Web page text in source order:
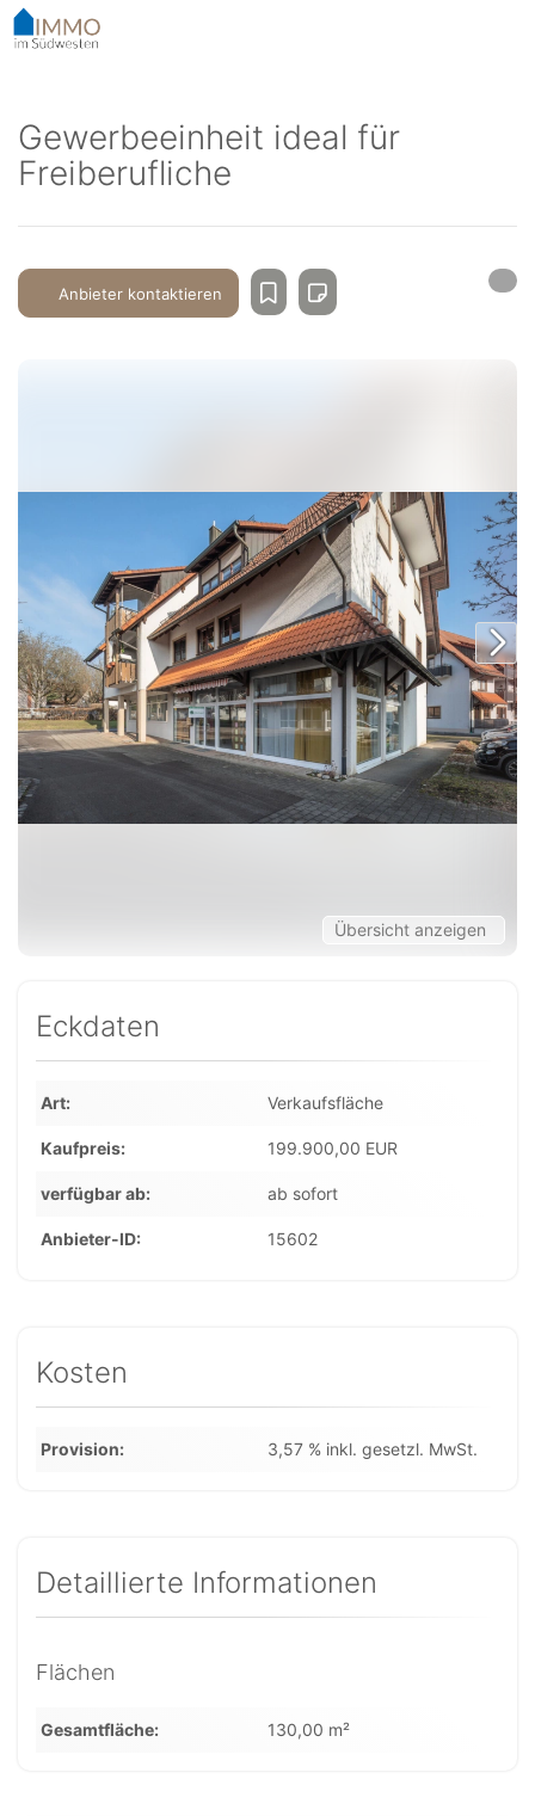
Accessibility-
Modus
zum
Inhalt
Gewerbeeinheit ideal für
Freiberufliche
Anbieter kontaktieren
Übersicht anzeigen
Eckdaten
Art Verkaufsfläche
Kaufpreis 199.900,00 EUR
verfügbar ab ab sofort
Anbieter-ID 15602
Kosten
Provision 3,57 % inkl. gesetzl. MwSt.
Detaillierte Informationen
Flächen
Gesamtfläche 130,00 m²